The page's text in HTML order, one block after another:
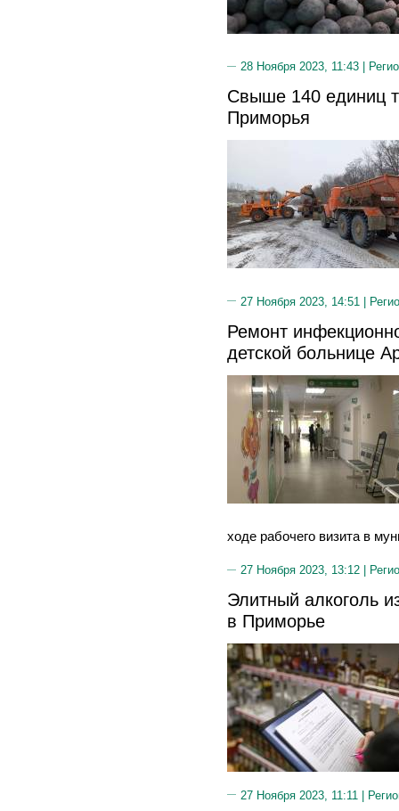
28 Ноября 2023, 11:43 |
Свыше 140 единиц
Приморья
27 Ноября 2023, 14:51 |
Ремонт
детской больнице
ходе рабочего визита в
27 Ноября 2023, 13:12 |
Элитный алкоголь
в Приморье
27 Ноября 2023, 11:11 |